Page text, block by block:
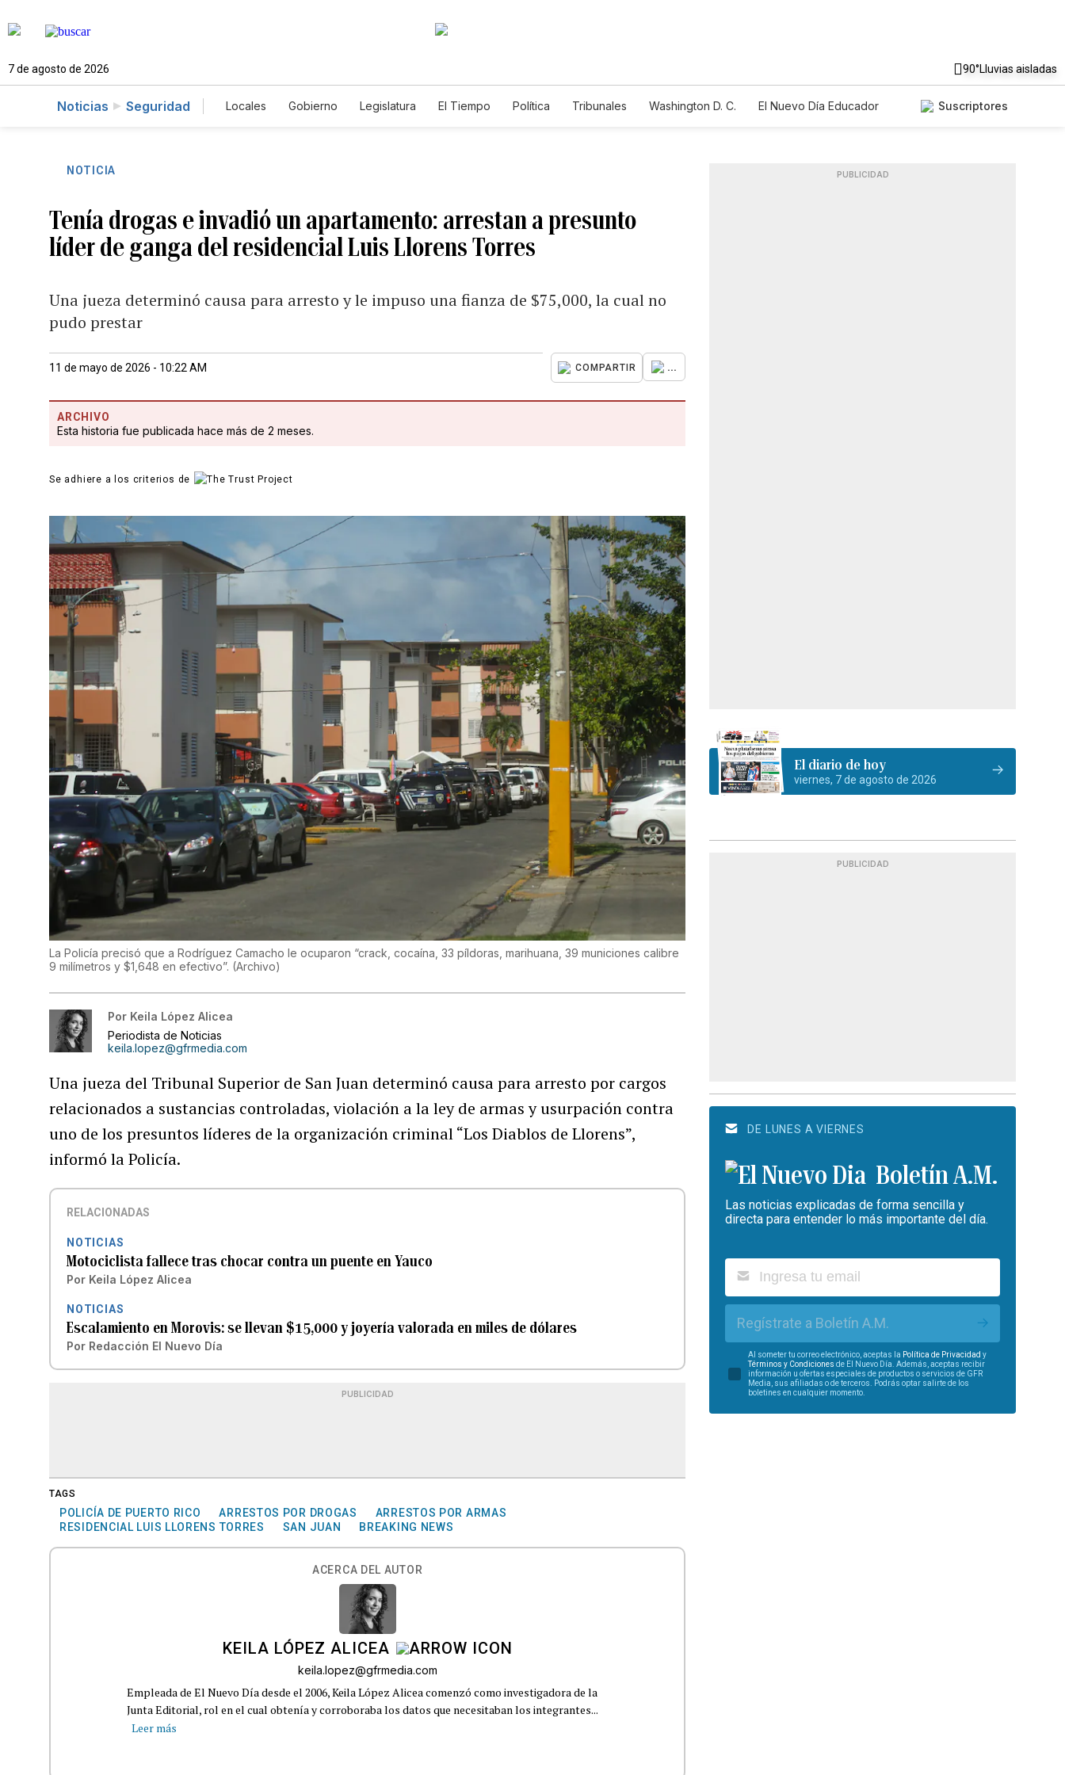
7 de agosto de 2026 90°Lluvias aisladas
Noticias Seguridad Locales Gobierno Legislatura El Tiempo Política Tribunales Washington D. C.
El Nuevo Día Educador
Suscriptores
NOTICIA
Tenía drogas e invadió un apartamento: arrestan a presunto
líder de ganga del residencial Luis Llorens Torres
Una jueza determinó causa para arresto y le impuso una fianza de $75,000, la cual no
pudo prestar
11 de mayo de 2026 - 10:22 AM COMPARTIR ...
ARCHIVO
Esta historia fue publicada hace más de 2 meses.
Se adhiere a los criterios de
La Policía precisó que a Rodríguez Camacho le ocuparon “crack, cocaína, 33 píldoras, marihuana, 39 municiones calibre
9 milímetros y $1,648 en efectivo”. (Archivo)
Por Keila López Alicea
Periodista de Noticias
keila.lopez@gfrmedia.com
Una jueza del Tribunal Superior de San Juan determinó causa para arresto por cargos
relacionados a sustancias controladas, violación a la ley de armas y usurpación contra
uno de los presuntos líderes de la organización criminal “Los Diablos de Llorens”,
informó la Policía.
RELACIONADAS
NOTICIAS
Motociclista fallece tras chocar contra un puente en Yauco
Por Keila López Alicea
NOTICIAS
Escalamiento en Morovis: se llevan $15,000 y joyería valorada en miles de dólares
Por Redacción El Nuevo Día
PUBLICIDAD
TAGS
POLICÍA DE PUERTO RICO ARRESTOS POR DROGAS
ARRESTOS POR ARMAS
RESIDENCIAL LUIS LLORENS TORRES
SAN JUAN BREAKING NEWS
ACERCA DEL AUTOR
KEILA LÓPEZ ALICEA
keila.lopez@gfrmedia.com
Empleada de El Nuevo Día desde el 2006, Keila López Alicea comenzó como investigadora de la
Junta Editorial, rol en el cual obtenía y corroboraba los datos que necesitaban los integrantes...
Leer más
PUBLICIDAD
El diario de hoy
viernes, 7 de agosto de 2026
PUBLICIDAD
DE LUNES A VIERNES
Boletín A.M.
Las noticias explicadas de forma sencilla y
directa para entender lo más importante del día.
Regístrate a Boletín A.M.
Al someter tu correo electrónico, aceptas la Política de Privacidad y
Términos y Condiciones de El Nuevo Día. Además, aceptas recibir
información u ofertas especiales de productos o servicios de GFR
Media, sus afiliadas o de terceros. Podrás optar salirte de los
boletines en cualquier momento.